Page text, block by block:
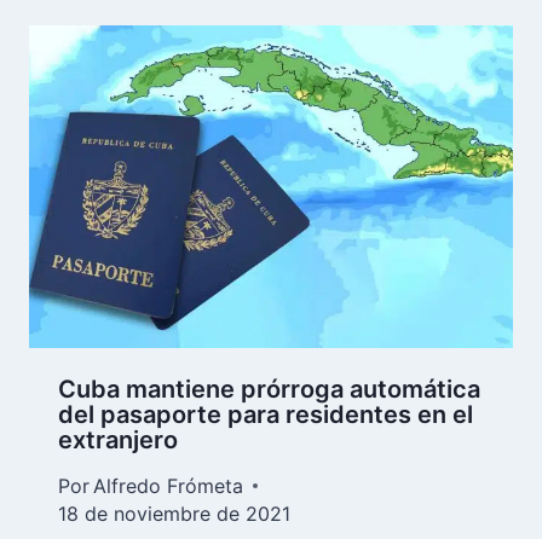
Cuba mantiene prórroga automática
del pasaporte para residentes en el
extranjero
Por Alfredo Frómeta
18 de noviembre de 2021